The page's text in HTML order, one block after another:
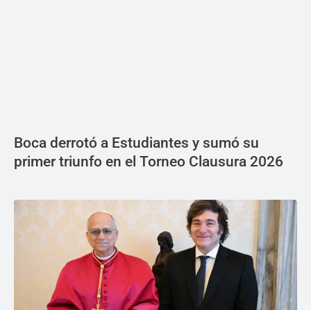
Boca derrotó a Estudiantes y sumó su
primer triunfo en el Torneo Clausura 2026